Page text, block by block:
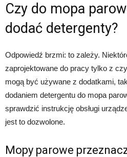
Czy do mopa
dodać detergenty?
Odpowiedź brzmi: to zależy.
zaprojektowane do pracy tylko z
mogą być używane z dodatkami,
dodaniem detergentu do mopa
sprawdzić instrukcję obsługi
jest to dozwolone.
Mopy parowe